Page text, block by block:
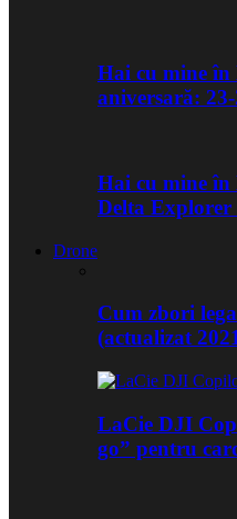
Hai cu mine
aniversară:
Hai cu mine
Delta
Drone
Cum zbori
(actualizat
LaCie DJI
go” pentru